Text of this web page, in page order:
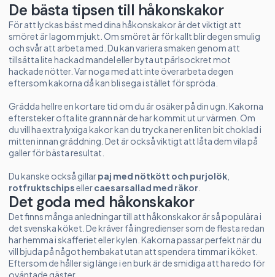
Det goda med håkonskakor
Det finns många anledningar till att håkonskakor är så populära i
det svenska köket. De kräver få ingredienser som de flesta redan
har hemma i skafferiet eller kylen. Kakorna passar perfekt när du
vill bjuda på något hembakat utan att spendera timmar i köket.
Eftersom de håller sig länge i en burk är de smidiga att ha redo för
oväntade gäster.
De bästa tipsen till håkonskakor
För att lyckas bäst med dina håkonskakor är det viktigt att
smöret är lagom mjukt. Om smöret är för kallt blir degen smulig
och svår att arbeta med. Du kan variera smaken genom att
tillsätta lite hackad mandel eller byta ut pärlsockret mot
hackade nötter. Var noga med att inte överarbeta degen
eftersom kakorna då kan bli sega i stället för spröda.
Grädda hellre en kortare tid om du är osäker på din ugn. Kakorna
eftersteker ofta lite grann när de har kommit ut ur värmen. Om
du vill ha extra lyxiga kakor kan du trycka ner en liten bit choklad i
mitten innan gräddning. Det är också viktigt att låta dem vila på
galler för bästa resultat.
Du kanske också gillarpaj med nötkött och purjolök
rotfruktschipsellercaesarsallad med räkor